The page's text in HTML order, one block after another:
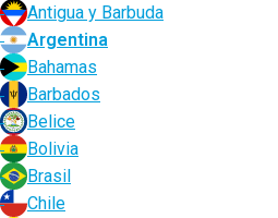
Antigua y Barbuda
Argentina
Bahamas
Barbados
Belice
Bolivia
Brasil
Chile